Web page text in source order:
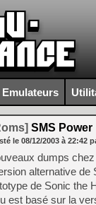
Emulateurs
SMS Power
le 08/12/2003 à 22:42
dumps
alternative de
de Sonic the
est basé sur la